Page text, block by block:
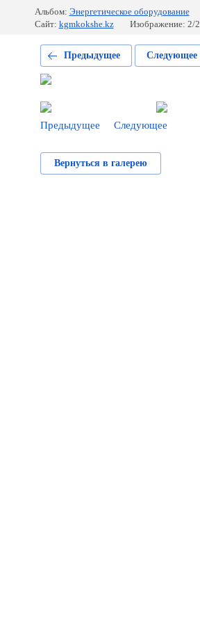
Альбом: Энергетическое оборудование
Сайт: kgmkokshe.kz Изображение: 2/2
Предыдущее Следующее
Предыдущее Следующее
Вернуться в галерею